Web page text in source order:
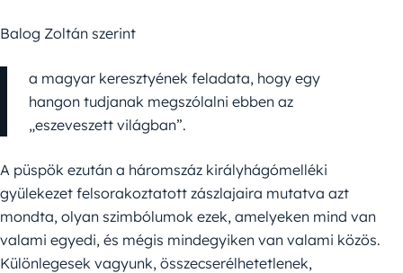
Balog Zoltán szerint
a magyar keresztyének feladata, hogy egy
hangon tudjanak megszólalni ebben az
„eszeveszett világban”.
A püspök ezután a háromszáz királyhágómelléki
gyülekezet felsorakoztatott zászlajaira mutatva azt
mondta, olyan szimbólumok ezek, amelyeken mind van
valami egyedi, és mégis mindegyiken van valami közös.
Különlegesek vagyunk, össze­cserélhetetlenek,